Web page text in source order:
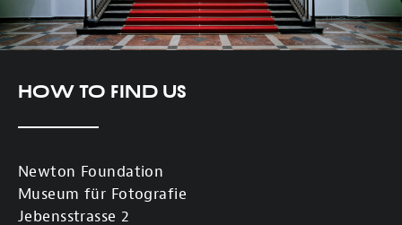
How to find us
Newton Foundation
Museum für Fotografie
Jebensstrasse 2